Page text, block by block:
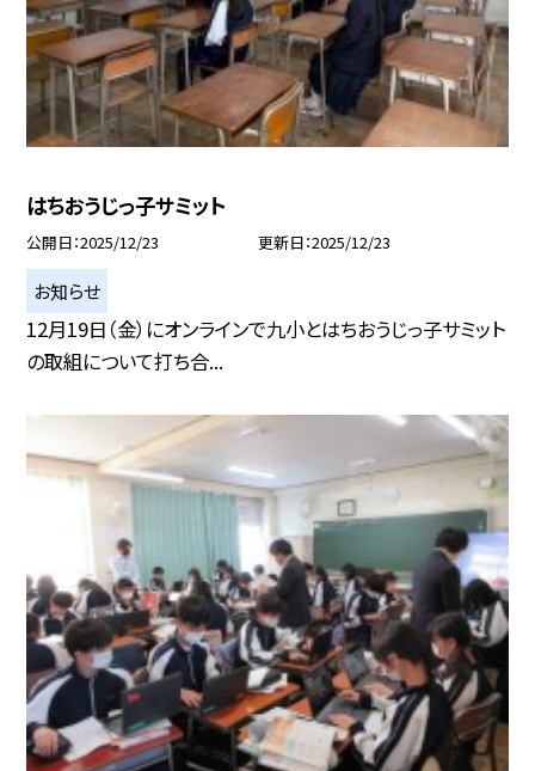
はちおうじっ子サミット
公開日 2025/12/23 更新日 2025/12/23
お知らせ
12月19日（金）にオンラインで九小とはちおうじっ子サミット
の取組について打ち合...